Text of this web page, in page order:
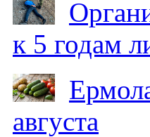
к 5 годам
августа